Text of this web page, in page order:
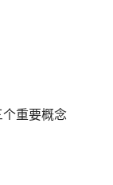
重要概念